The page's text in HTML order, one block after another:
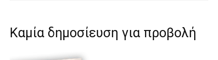
Καμία δημοσίευση για προβολή